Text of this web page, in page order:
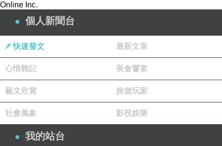
Online Inc.
個人新聞台
快速發文 最新文章
心情雜記 美食饗宴
藝文欣賞 旅遊玩家
社會萬象 影視娛樂
我的站台